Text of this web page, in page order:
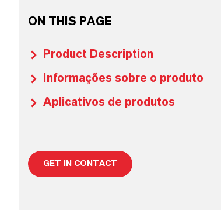
ON THIS PAGE
Product Description
Informações sobre o produto
Aplicativos de produtos
GET IN CONTACT